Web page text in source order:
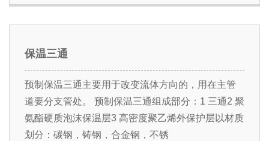
保温三通
预制保温三通主要用于改变流体方向的，用在主管
道要分支管处。 预制保温三通组成部分：1 三通2 聚
氨酯硬质泡沫保温层3 高密度聚乙烯外保护层以材质
划分：碳钢，铸钢，合金钢，不锈